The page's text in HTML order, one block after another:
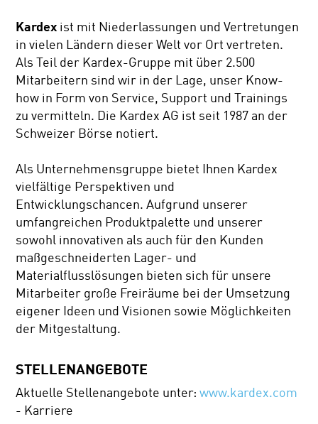
Kardex ist mit Niederlassungen und Vertretungen
in vielen Ländern dieser Welt vor Ort vertreten.
Als Teil der Kardex-Gruppe mit über 2.500
Mitarbeitern sind wir in der Lage, unser Know-
how in Form von Service, Support und Trainings
zu vermitteln. Die Kardex AG ist seit 1987 an der
Schweizer Börse notiert.
Als Unternehmensgruppe bietet Ihnen Kardex
vielfältige Perspektiven und
Entwicklungschancen. Aufgrund unserer
umfangreichen Produktpalette und unserer
sowohl innovativen als auch für den Kunden
maßgeschneiderten Lager- und
Materialflusslösungen bieten sich für unsere
Mitarbeiter große Freiräume bei der Umsetzung
eigener Ideen und Visionen sowie Möglichkeiten
der Mitgestaltung.
STELLENANGEBOTE
Aktuelle Stellenangebote unter: www.kardex.com
- Karriere